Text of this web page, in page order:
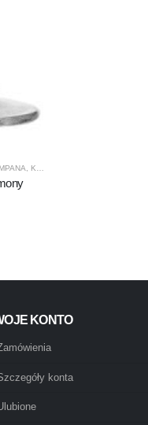
KROSNO GLASS
KONTO
konta